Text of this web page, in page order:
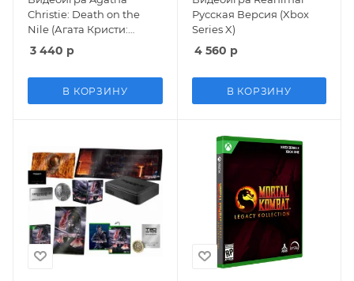
Christie: Death on the
Nile (Агата Кристи:
Смерть на Ниле)
Ограниченное издание
Версия (Xbox Series X)
3 440 р
В КОРЗИНУ
Русская Версия (Xbox
Series X)
4 560 р
В КОРЗИНУ